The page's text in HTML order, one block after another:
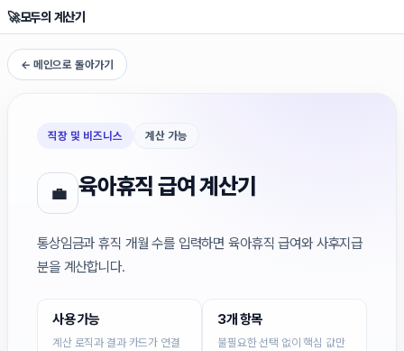
🚀모두의 계산기
← 메인으로 돌아가기
직장 및 비즈니스 계산 가능
💼 육아휴직 급여 계산기
통상임금과 휴직 개월 수를 입력하면 육아휴직 급여와 사후지급
분을 계산합니다.
사용 가능
계산 로직과 결과 카드가 연결
3개 항목
불필요한 선택 없이 핵심 값만